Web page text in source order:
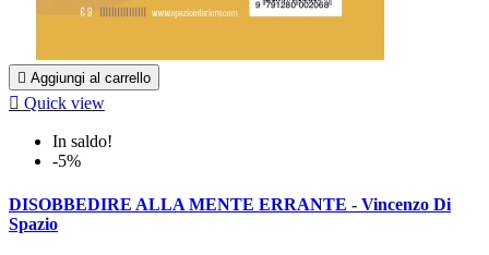
 Aggiungi al carrello
 Quick view
In saldo!
-5%
DISOBBEDIRE ALLA MENTE ERRANTE - Vincenzo Di
Spazio